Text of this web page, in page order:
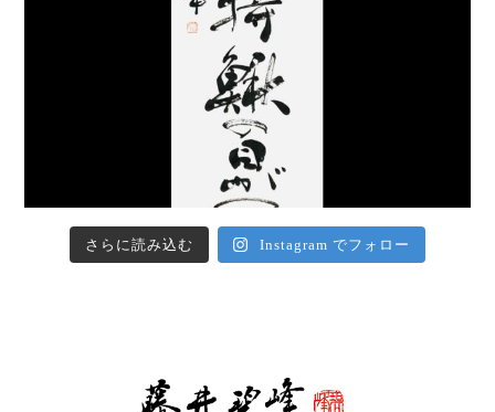
さらに読み込む Instagram でフォロー